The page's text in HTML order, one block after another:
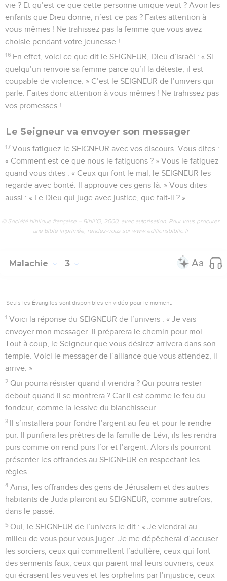
vie ? Et qu’est-ce que cette personne unique veut ? Avoir les
enfants que Dieu donne, n’est-ce pas ? Faites attention à
vous-mêmes ! Ne trahissez pas la femme que vous avez
choisie pendant votre jeunesse !
16 En effet, voici ce que dit le SEIGNEUR, Dieu d’Israël : « Si
quelqu’un renvoie sa femme parce qu’il la déteste, il est
coupable de violence. » C’est le SEIGNEUR de l’univers qui
parle. Faites donc attention à vous-mêmes ! Ne trahissez pas
vos promesses !
Le Seigneur va envoyer son messager
17 Vous fatiguez le SEIGNEUR avec vos discours. Vous dites :
« Comment est-ce que nous le fatiguons ? » Vous le fatiguez
quand vous dites : « Ceux qui font le mal, le SEIGNEUR les
regarde avec bonté. Il approuve ces gens-là. » Vous dites
aussi : « Le Dieu qui juge avec justice, que fait-il ? »
© Société biblique française – Bibli’O, 2000, avec autorisation. Pour vous procurer
une Bible imprimée, rendez-vous sur www.editionsbiblio.fr
Malachie 3
Seuls les Évangiles sont disponibles en vidéo pour le moment.
1 Voici la réponse du SEIGNEUR de l’univers : « Je vais
envoyer mon messager. Il préparera le chemin pour moi.
Tout à coup, le Seigneur que vous désirez arrivera dans son
temple. Voici le messager de l’alliance que vous attendez, il
arrive. »
2 Qui pourra résister quand il viendra ? Qui pourra rester
debout quand il se montrera ? Car il est comme le feu du
fondeur, comme la lessive du blanchisseur.
3 Il s’installera pour fondre l’argent au feu et pour le rendre
pur. Il purifiera les prêtres de la famille de Lévi, ils les rendra
purs comme on rend purs l’or et l’argent. Alors ils pourront
présenter les offrandes au SEIGNEUR en respectant les
règles.
4 Ainsi, les offrandes des gens de Jérusalem et des autres
habitants de Juda plairont au SEIGNEUR, comme autrefois,
dans le passé.
5 Oui, le SEIGNEUR de l’univers le dit : « Je viendrai au
milieu de vous pour vous juger. Je me dépêcherai d’accuser
les sorciers, ceux qui commettent l’adultère, ceux qui font
des serments faux, ceux qui paient mal leurs ouvriers, ceux
qui écrasent les veuves et les orphelins par l’injustice, ceux